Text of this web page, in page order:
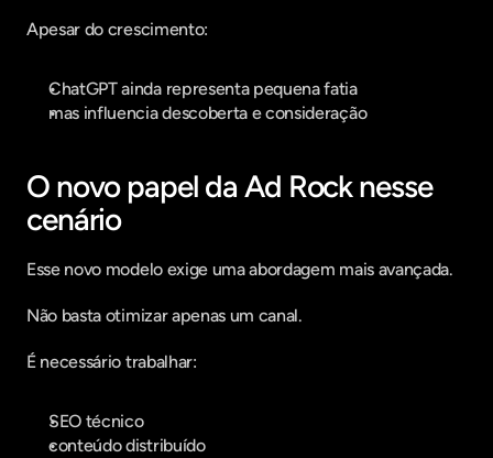
Apesar do crescimento:
ChatGPT ainda representa pequena fatia
mas influencia descoberta e consideração
O novo papel da Ad Rock nesse
cenário
Esse novo modelo exige uma abordagem mais avançada.
Não basta otimizar apenas um canal.
É necessário trabalhar:
SEO técnico
conteúdo distribuído